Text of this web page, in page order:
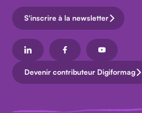
S'inscrire à la newsletter
Devenir contributeur Digiformag